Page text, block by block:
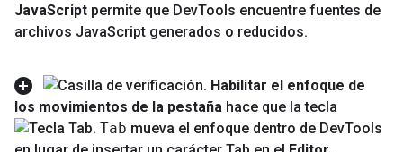
JavaScript permite que DevTools encuentre fuentes de
archivos JavaScript generados o reducidos.
Habilitar el enfoque de
los movimientos de la pestaña hace que la tecla
Tab mueva el enfoque dentro de DevTools